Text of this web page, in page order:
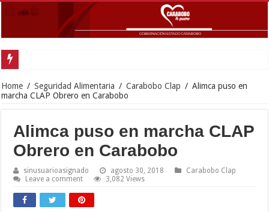
Home / Seguridad Alimentaria / Carabobo Clap / Alimca puso en
marcha CLAP Obrero en Carabobo
Alimca puso en marcha CLAP
Obrero en Carabobo
sinusuarioasignado agosto 30, 2018
Carabobo Clap
Leave a comment
3,082 Views